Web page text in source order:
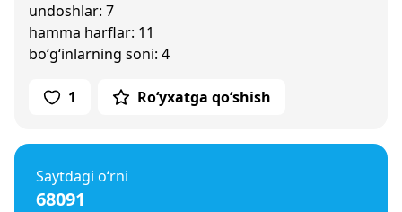
undoshlar: 7
hamma harflar: 11
bo‘g‘inlarning soni: 4
1 Ro‘yxatga qo‘shish
Saytdagi o‘rni
68091